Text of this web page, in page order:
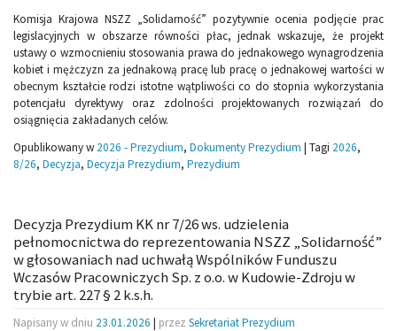
Komisja Krajowa NSZZ „Solidarność” pozytywnie ocenia podjęcie prac
legislacyjnych w obszarze równości płac, jednak wskazuje, że projekt
ustawy o wzmocnieniu stosowania prawa do jednakowego wynagrodzenia
kobiet i mężczyzn za jednakową pracę lub pracę o jednakowej wartości w
obecnym kształcie rodzi istotne wątpliwości co do stopnia wykorzystania
potencjału dyrektywy oraz zdolności projektowanych rozwiązań do
osiągnięcia zakładanych celów.
Opublikowany w 2026 - Prezydium, Dokumenty Prezydium | Tagi 2026,
8/26, Decyzja, Decyzja Prezydium, Prezydium
Decyzja Prezydium KK nr 7/26 ws. udzielenia
pełnomocnictwa do reprezentowania NSZZ „Solidarność”
w głosowaniach nad uchwałą Wspólników Funduszu
Wczasów Pracowniczych Sp. z o.o. w Kudowie-Zdroju w
trybie art. 227 § 2 k.s.h.
Napisany w dniu 23.01.2026 | przez Sekretariat Prezydium